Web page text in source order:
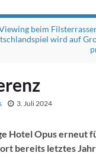
beim
wird auf
3. Juli 2024
Hotel Opus erneut
bereits letztes Jahr